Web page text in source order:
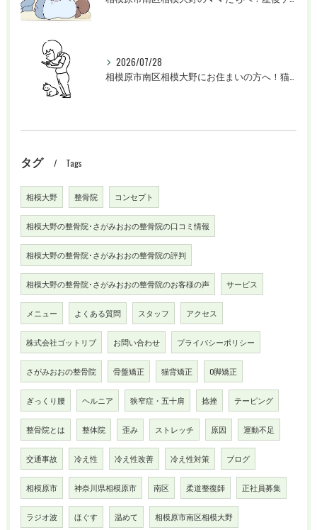
2026/07/28
相模原市南区相模大野にお住まいの方へ！猫背を根本改善して不調のない身体へ
タグ Tags
相模大野 整骨院 コンセプト
相模大野の整骨院･さがみおおの整骨院の口コミ情報
相模大野の整骨院･さがみおおの整骨院の評判
相模大野の整骨院･さがみおおの整骨院のお客様の声 サービス
メニュー よくある質問 スタッフ アクセス
株式会社ゴットリブ お問い合わせ プライバシーポリシー
さがみおおの整骨院 骨盤矯正 猫背矯正 O脚矯正
ぎっくり腰 ヘルニア 狭窄症・五十肩 捻挫 テーピング
整骨院とは 整体院 歪み ストレッチ 原因 運動不足
交通事故 冷え性 冷え性改善 冷え性対策 ブログ
相模原市 神奈川県相模原市 南区 柔道整復師 正社員募集
ラジオ波 ほぐす 温めて 相模原市南区相模大野